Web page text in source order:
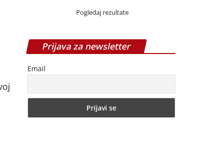
Pogledaj rezultate
Prijava za newsletter
Email